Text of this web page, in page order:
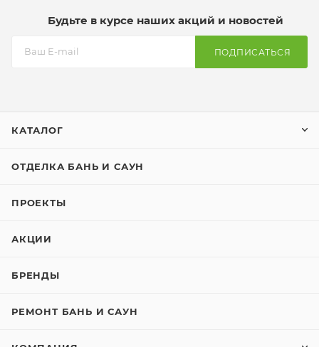
Будьте в курсе наших акций и новостей
ПОДПИСАТЬСЯ
КАТАЛОГ
ОТДЕЛКА БАНЬ И САУН
ПРОЕКТЫ
АКЦИИ
БРЕНДЫ
РЕМОНТ БАНЬ И САУН